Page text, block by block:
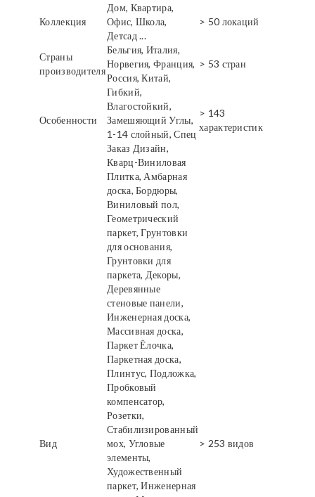
Коллекция
Дом, Квартира,
Офис, Школа,
Детсад ...
> 50 локаций
Страны
производителя
Бельгия, Италия,
Норвегия, Франция,
Россия, Китай,
> 53 стран
Особенности
Гибкий,
Влагостойкий,
Замешяющий Углы,
1-14 слойный, Спец
Заказ Дизайн,
> 143
характеристик
Вид
Кварц-Виниловая
Плитка, Амбарная
доска, Бордюры,
Виниловый пол,
Геометрический
паркет, Грунтовки
для основания,
Грунтовки для
паркета, Декоры,
Деревянные
стеновые панели,
Инженерная доска,
Массивная доска,
Паркет Ёлочка,
Паркетная доска,
Плинтус, Подложка,
Пробковый
компенсатор,
Розетки,
Стабилизированный
мох, Угловые
элементы,
Художественный
паркет, Инженерная
> 253 видов